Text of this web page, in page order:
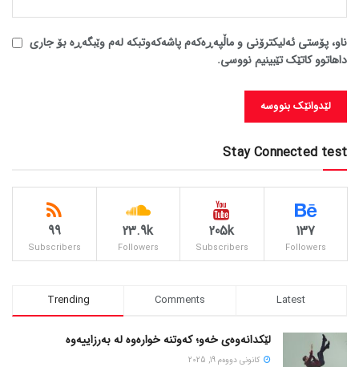
ناو، پۆستی ئەلیکترۆنی و ماڵپەڕەکەم پاشەکەوتبکە لەم وێبگەڕە بۆ جاری
داهاتوو کاتێک تێبینیم نووسی.
Stay Connected test
137
Followers
205k
Subscribers
23.9k
Followers
99
Subscribers
Trending Comments Latest
لێکدانەوەی خەو؛ کەوتنە خوارەوە لە بەرزاییەوە
كانونی دووه‌م 19, 2025